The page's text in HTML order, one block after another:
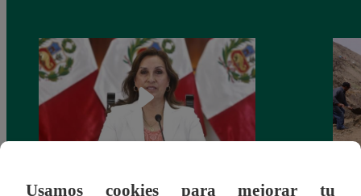
Congreso: proponen que el aumento del
Las
Usamos cookies para mejorar tu